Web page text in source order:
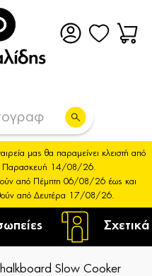
μας θα παραμείνει κλειστή από
Παρασκευή 14/08/26.
από Πέμπτη 06/08/26 έως και
από Δευτέρα 17/08/26.
Slow Cooker